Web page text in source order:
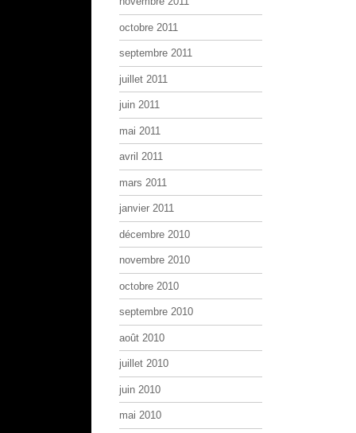
octobre 2011
septembre 2011
juillet 2011
juin 2011
mai 2011
avril 2011
mars 2011
janvier 2011
décembre 2010
novembre 2010
octobre 2010
septembre 2010
août 2010
juillet 2010
juin 2010
mai 2010